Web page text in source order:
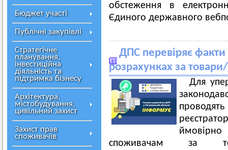
Бюджет участі
Публічні закупівлі
Стратегічне
планування,
інвестиційна
діяльність та
підтримка бізнесу
Архітектура,
містобудування,
цивільний захист
Захист прав
споживачів
обстеження в
Єдиного державного
ДПС перевіряє
розрахунках за
Для
споживачам за